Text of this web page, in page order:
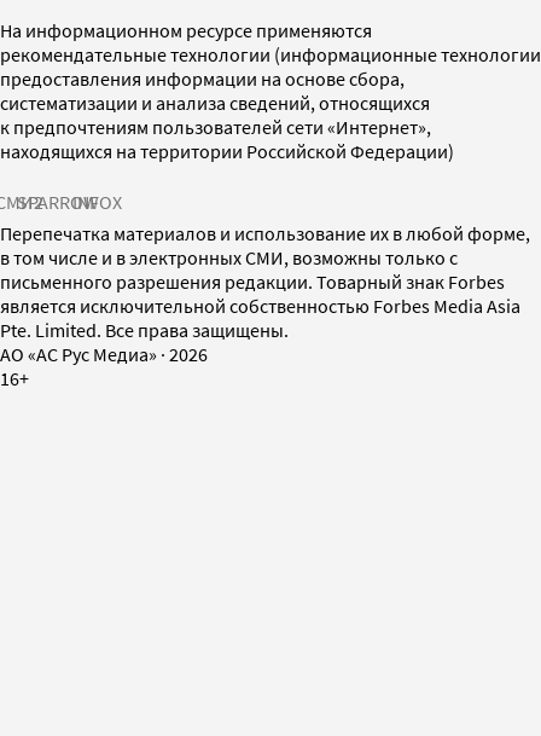
На информационном ресурсе применяются
рекомендательные технологии (информационные технологии
предоставления информации на основе сбора,
систематизации и анализа сведений, относящихся
к предпочтениям пользователей сети «Интернет»,
находящихся на территории Российской Федерации)
SPARROWINFOX
Перепечатка материалов и использование их в любой форме,
в том числе и в электронных СМИ, возможны только с
письменного разрешения редакции. Товарный знак Forbes
является исключительной собственностью Forbes Media Asia
Pte. Limited. Все права защищены.
AO «АС Рус Медиа» · 2026
16+